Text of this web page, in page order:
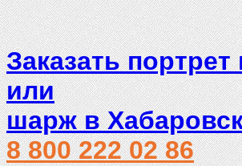
Заказать
или
шарж в
8 800 222 02 86